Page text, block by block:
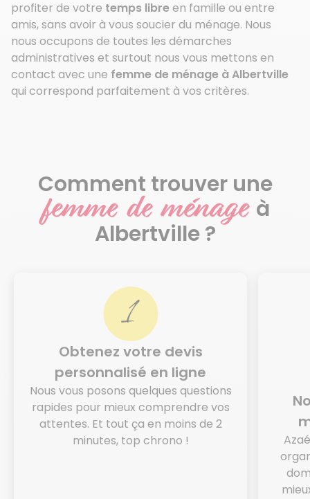
profiter de votre temps libre en famille ou entre
amis, sans avoir à vous soucier du ménage. Nous
nous occupons de toutes les démarches
administratives et surtout nous vous mettons en
contact avec une femme de ménage à Albertville
qui correspond parfaitement à vos critères.
Comment trouver une
femme de ménage à
Albertville ?
Obtenez votre devis
personnalisé en ligne
Nous vous posons quelques questions
rapides pour mieux comprendre vos
attentes. Et tout ça en moins de 2
minutes, top chrono !